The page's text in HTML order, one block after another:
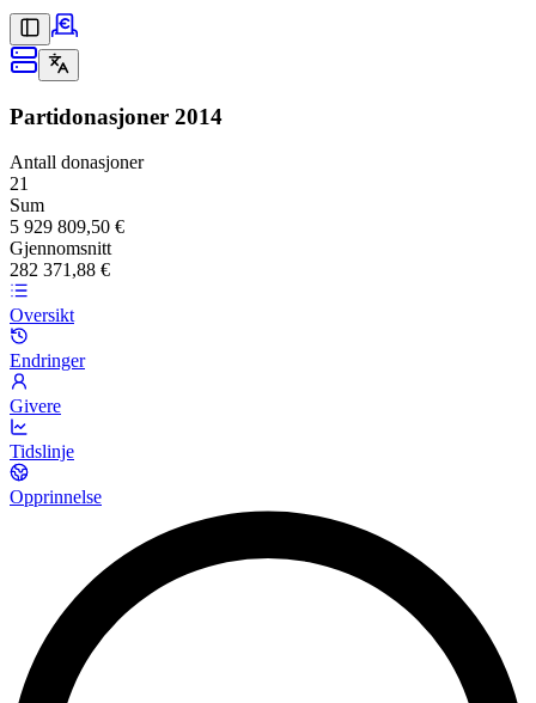
Partidonasjoner 2014
Antall donasjoner
21
Sum
5 929 809,50 €
Gjennomsnitt
282 371,88 €
Oversikt
Endringer
Givere
Tidslinje
Opprinnelse